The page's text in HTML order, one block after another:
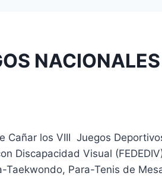
los VIII Juegos
Discapacidad Visual
Para-Tenis de